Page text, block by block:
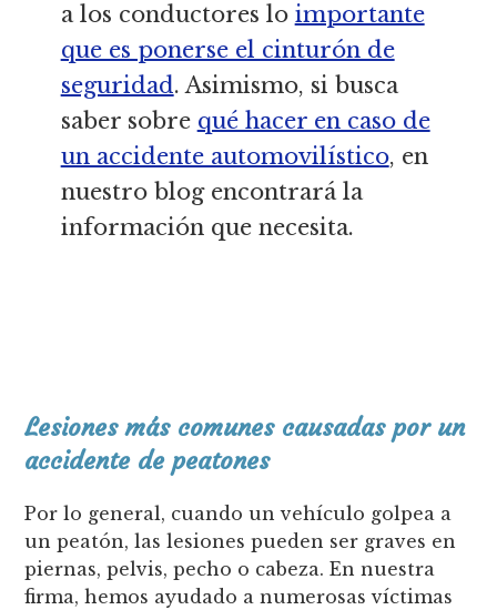
a los conductores lo importante
que es ponerse el cinturón de
seguridad. Asimismo, si busca
saber sobre qué hacer en caso de
un accidente automovilístico, en
nuestro blog encontrará la
información que necesita.
Lesiones más comunes causadas por un
accidente de peatones
Por lo general, cuando un vehículo golpea a
un peatón, las lesiones pueden ser graves en
piernas, pelvis, pecho o cabeza. En nuestra
firma, hemos ayudado a numerosas víctimas